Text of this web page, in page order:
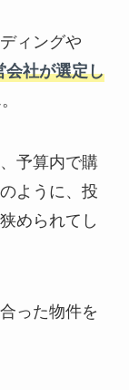
ィングや
会社が選定し
予算内で購
ように、投
められてし
った物件を